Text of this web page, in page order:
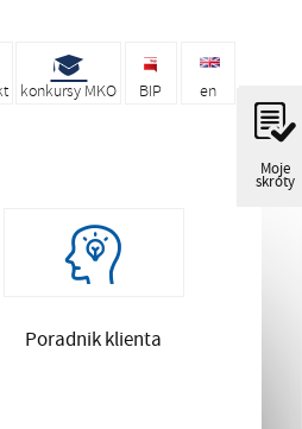
Moje
skróty
konkursy MKO BIP en
Poradnik klienta